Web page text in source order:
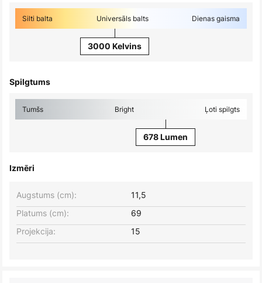
Silti balta Universāls balts Dienas gaisma
3000 Kelvins
Spilgtums
Tumšs Bright Ļoti spilgts
678 Lumen
Izmēri
Platums (cm): 69
Augstums (cm): 11,5
Projekcija: 15